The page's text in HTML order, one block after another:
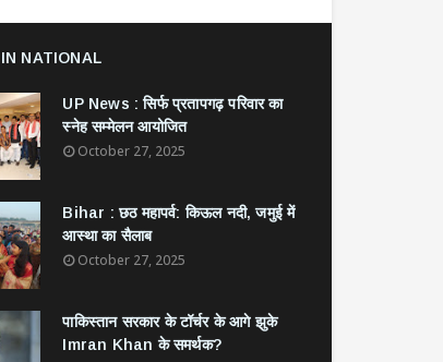
NATIONAL
UP News : सिर्फ प्रतापगढ़ परिवार का
स्नेह सम्मेलन आयोजित
October 27, 2025
Bihar : छठ महापर्व: किऊल नदी, जमुई में
आस्था का सैलाब
October 27, 2025
​पाकिस्तान सरकार के टॉर्चर के आगे झुके
Imran Khan के समर्थक?